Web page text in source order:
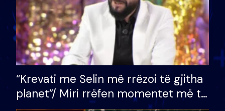
“Krevati me Selin më rrëzoi të gjitha
planet”/ Miri rrëfen momentet më të